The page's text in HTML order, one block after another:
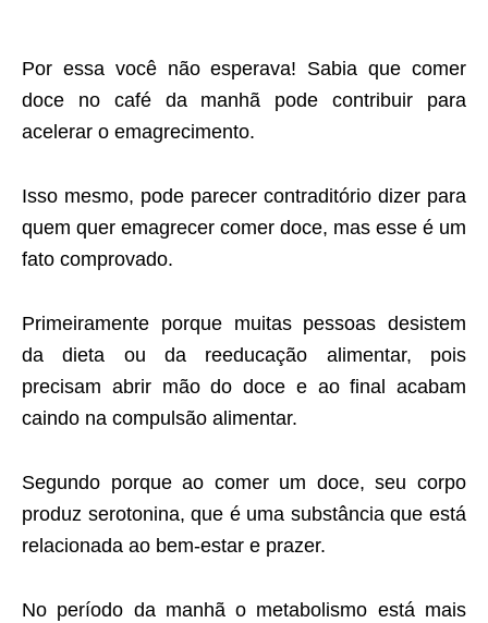
Por essa você não esperava! Sabia que comer
doce no café da manhã pode contribuir para
acelerar o emagrecimento.
Isso mesmo, pode parecer contraditório dizer para
quem quer emagrecer comer doce, mas esse é um
fato comprovado.
Primeiramente porque muitas pessoas desistem
da dieta ou da reeducação alimentar, pois
precisam abrir mão do doce e ao final acabam
caindo na compulsão alimentar.
Segundo porque ao comer um doce, seu corpo
produz serotonina, que é uma substância que está
relacionada ao bem-estar e prazer.
No período da manhã o metabolismo está mais